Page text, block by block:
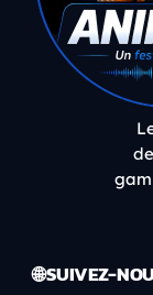
🌐 SUIVEZ-